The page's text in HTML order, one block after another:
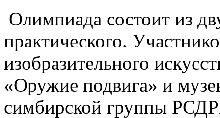
Олимпиада состоит из
практического.
изобразительного
«Оружие подвига» и
симбирской группы